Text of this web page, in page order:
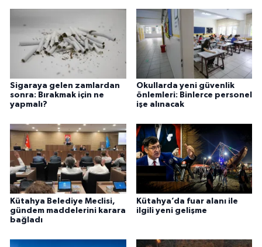
Sigaraya gelen zamlardan
sonra: Bırakmak için ne
yapmalı?
Okullarda yeni güvenlik
önlemleri: Binlerce personel
işe alınacak
Kütahya Belediye Meclisi,
gündem maddelerini karara
bağladı
Kütahya’da fuar alanı ile
ilgili yeni gelişme